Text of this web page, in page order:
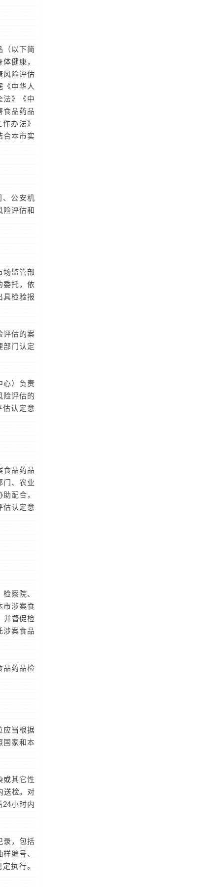
以下简
健康，
风险评估
《中华人
法》《中
食品药品
办法》
合本市实
公安机
险评估和
监管部
委托，依
具检验报
估的案
部门认定
）负责
险评估的
认定意
品药品
门、农业
配合，
估认定意
察院、
市涉案食
并督促检
涉案食品
药品检
当根据
国家和本
其它性
送检。对
小时内
，包括
编号、
执行。